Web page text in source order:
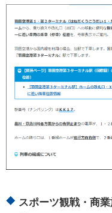
スポーツ観戦・商